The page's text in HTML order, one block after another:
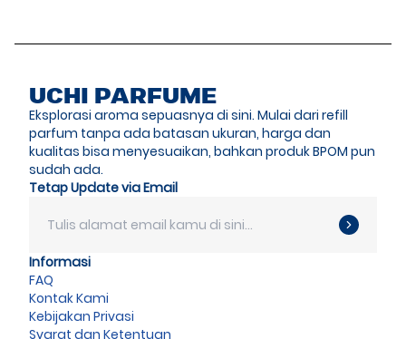
UCHI PARFUME
Eksplorasi aroma sepuasnya di sini. Mulai dari refill
parfum tanpa ada batasan ukuran, harga dan
kualitas bisa menyesuaikan, bahkan produk BPOM pun
sudah ada.
Tetap Update via Email
Informasi
FAQ
Kontak Kami
Kebijakan Privasi
Syarat dan Ketentuan